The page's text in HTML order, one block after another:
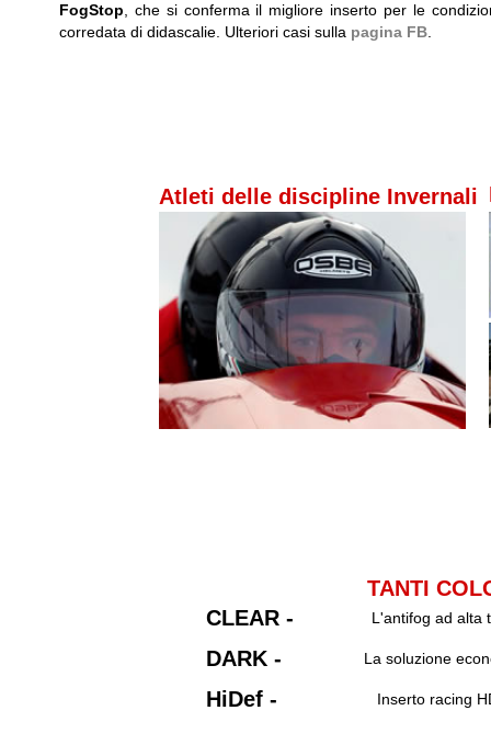
FogStop , che si conferma il migliore inserto per le
corredata di didascalie. Ulteriori casi sulla pagina FB
Atleti delle discipline Invernali
TANTI
CLEAR -
L'antifog ad alta
DARK - La soluzione
HiDef - Inserto racing